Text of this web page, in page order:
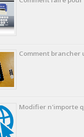
Comment brancher
Modifier n'importe